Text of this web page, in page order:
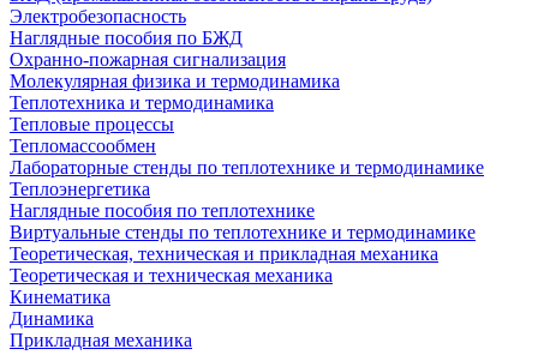
Электробезопасность
Наглядные пособия по БЖД
Охранно-пожарная сигнализация
Молекулярная физика и термодинамика
Теплотехника и термодинамика
Тепловые процессы
Тепломассообмен
Лабораторные стенды по теплотехнике и термодинамике
Теплоэнергетика
Наглядные пособия по теплотехнике
Виртуальные стенды по теплотехнике и термодинамике
Теоретическая, техническая и прикладная механика
Теоретическая и техническая механика
Кинематика
Динамика
Прикладная механика